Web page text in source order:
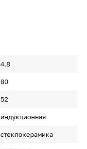
4.8
80
52
индукционная
стеклокерамика